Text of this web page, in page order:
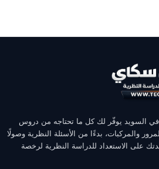
السويد يوفّر لك كل ما تحتاجه من دروس
والمركبات، بدءًا من الأسئلة النظرية وصولًا
على الاستعداد للدراسة النظرية لرخصة